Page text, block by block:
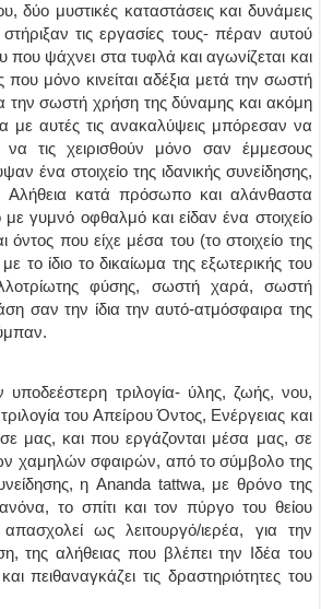
δύο μυστικές καταστάσεις και δυνάμεις
τις εργασίες τους- πέραν αυτού
που ψάχνει στα τυφλά και αγωνίζεται και
μόνο κινείται αδέξια μετά την σωστή
την σωστή χρήση της δύναμης και ακόμη
με αυτές τις ανακαλύψεις μπόρεσαν να
να τις χειρισθούν μόνο σαν έμμεσους
ένα στοιχείο της ιδανικής συνείδησης,
Αλήθεια κατά πρόσωπο και αλάνθαστα
με γυμνό οφθαλμό και είδαν ένα στοιχείο
που είχε μέσα του (το στοιχείο της
το ίδιο το δικαίωμα της εξωτερικής του
φύσης, σωστή χαρά, σωστή
σαν την ίδια την αυτό-ατμόσφαιρα της
τριλογία- ύλης, ζωής, νου,
του Απείρου Όντος, Ενέργειας και
σε μας, και που εργάζονται μέσα μας, σε
χαμηλών σφαιρών, από το σύμβολο της
η Ananda tattwa, με θρόνο της
το σπίτι και τον πύργο του θείου
ως λειτουργό/ιερέα, για την
της αλήθειας που βλέπει την Ιδέα του
πειθαναγκάζει τις δραστηριότητες του